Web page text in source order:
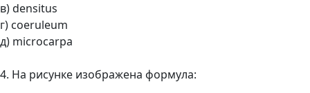
в) densitus
г) coeruleum
д) microcarpa
4. На рисунке изображена формула: